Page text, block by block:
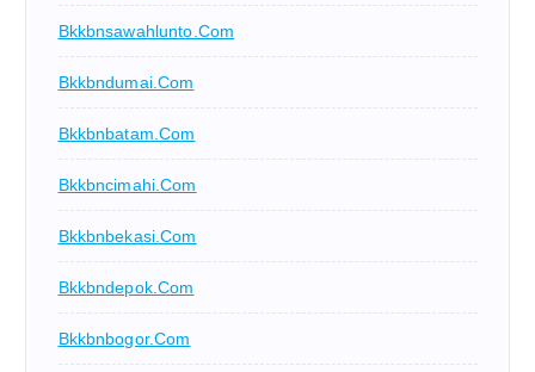
Bkkbnsawahlunto.com
Bkkbndumai.com
Bkkbnbatam.com
Bkkbncimahi.com
Bkkbnbekasi.com
Bkkbndepok.com
Bkkbnbogor.com